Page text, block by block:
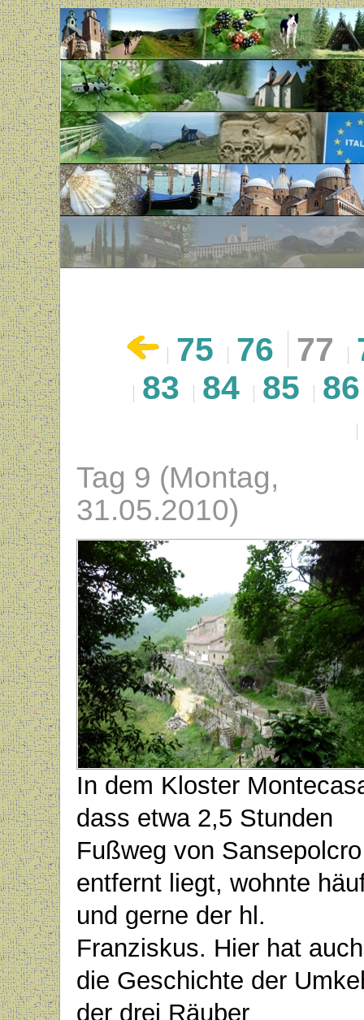
75 76 77
83
84 85 86
Tag 9 (Montag,
31.05.2010)
In dem Kloster
dass etwa 2,5 Stunden
Fußweg von Sansepolcro
entfernt liegt, wohnte
und gerne der hl.
Franziskus. Hier hat auch
die Geschichte der
der drei Räuber